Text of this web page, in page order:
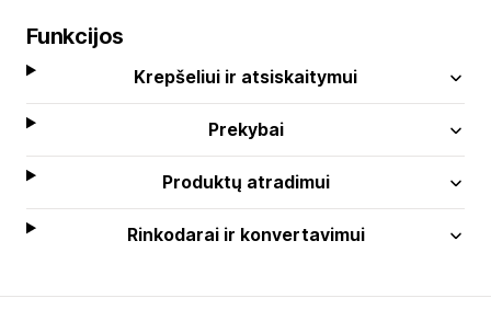
Funkcijos
Krepšeliui ir atsiskaitymui
Prekybai
Produktų atradimui
Rinkodarai ir konvertavimui